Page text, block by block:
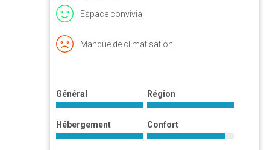
Espace convivial
Manque de climatisation
Général Région
Hébergement Confort